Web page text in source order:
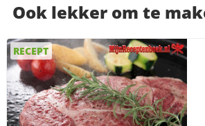
Ook lekker om te
RECEPT